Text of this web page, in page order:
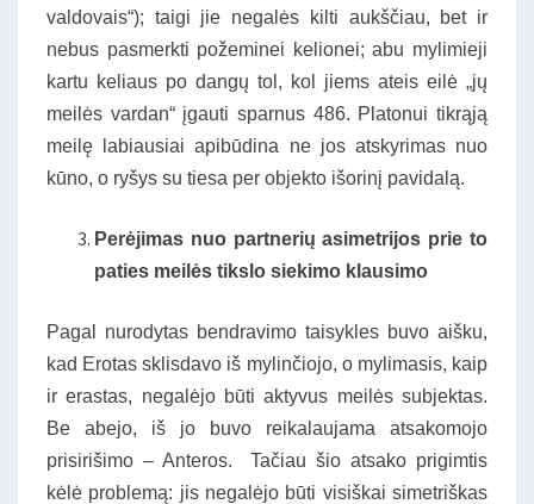
valdovais“); taigi jie negalės kilti aukščiau, bet ir
nebus pasmerkti požeminei kelionei; abu mylimieji
kartu keliaus po dangų tol, kol jiems ateis eilė „jų
meilės vardan“ įgauti sparnus 486. Platonui tikrąją
meilę labiausiai apibūdina ne jos atskyrimas nuo
kūno, o ryšys su tiesa per objekto išorinį pavidalą.
Perėjimas nuo partnerių asimetrijos prie to
paties meilės tikslo siekimo klausimo
Pagal nurodytas bendravimo taisykles buvo aišku,
kad Erotas sklisdavo iš mylinčiojo, o mylimasis, kaip
ir erastas, negalėjo būti aktyvus meilės subjektas.
Be abejo, iš jo buvo reikalaujama atsakomojo
prisirišimo – Anteros. Tačiau šio atsako prigimtis
kėlė problemą: jis negalėjo būti visiškai simetriškas